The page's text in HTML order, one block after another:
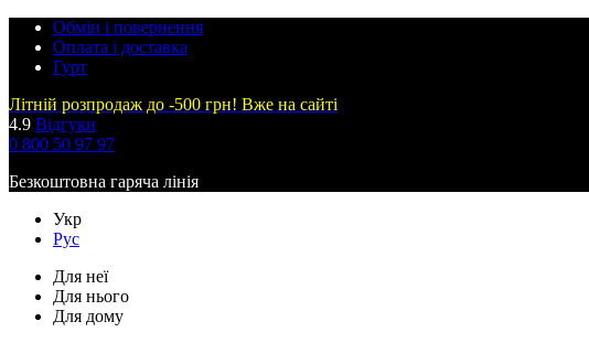
Обмін і повернення
Оплата і доставка
Гурт
Літній розпродаж до -500 грн! Вже на сайті
4.9 Відгуки
0 800 50 97 97
Безкоштовна гаряча лінія
Укр
Рус
Для неї
Для нього
Для дому